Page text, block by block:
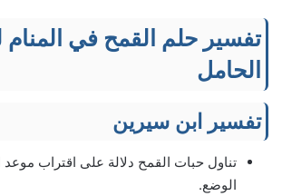
تفسير حلم القمح في المنام
الحامل
تفسير ابن سيرين
تناول حبات القمح دلالة على اقتراب موعد
الوضع.